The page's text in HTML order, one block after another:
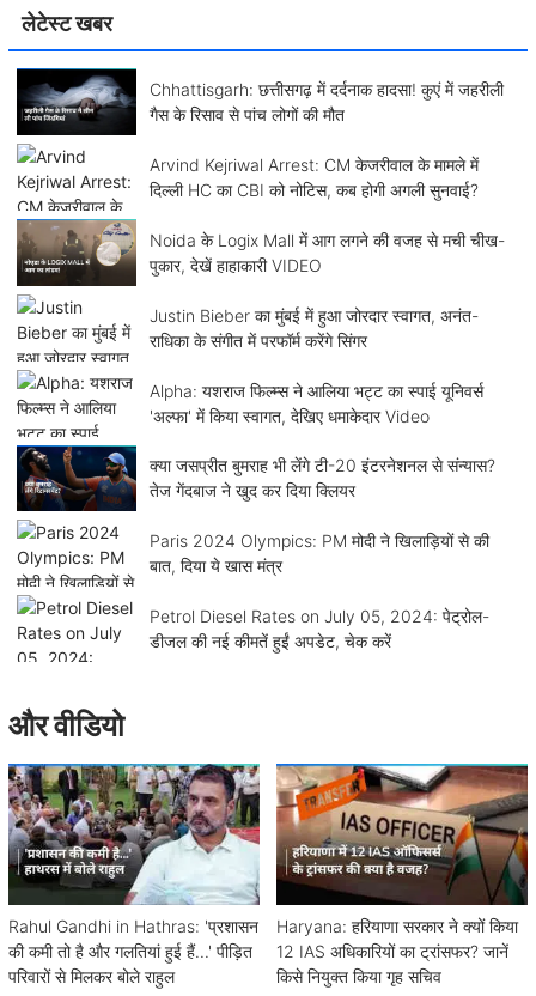
लेटेस्ट खबर
Chhattisgarh: छत्तीसगढ़ में दर्दनाक हादसा! कुएं में जहरीली
गैस के रिसाव से पांच लोगों की मौत
Arvind Kejriwal Arrest: CM केजरीवाल के मामले में
दिल्ली HC का CBI को नोटिस, कब होगी अगली सुनवाई?
Noida के Logix Mall में आग लगने की वजह से मची चीख-
पुकार, देखें हाहाकारी VIDEO
Justin Bieber का मुंबई में हुआ जोरदार स्वागत, अनंत-
राधिका के संगीत में परफॉर्म करेंगे सिंगर
Alpha: यशराज फिल्म्स ने आलिया भट्ट का स्पाई यूनिवर्स
'अल्फा' में किया स्वागत, देखिए धमाकेदार Video
क्या जसप्रीत बुमराह भी लेंगे टी-20 इंटरनेशनल से संन्यास?
तेज गेंदबाज ने खुद कर दिया क्लियर
Paris 2024 Olympics: PM मोदी ने खिलाड़ियों से की
बात, दिया ये खास मंत्र
Petrol Diesel Rates on July 05, 2024: पेट्रोल-
डीजल की नई कीमतें हुईं अपडेट, चेक करें
और वीडियो
Rahul Gandhi in Hathras: 'प्रशासन
की कमी तो है और गलतियां हुई हैं...' पीड़ित
परिवारों से मिलकर बोले राहुल
Haryana: हरियाणा सरकार ने क्यों किया
12 IAS अधिकारियों का ट्रांसफर? जानें
किसे नियुक्त किया गृह सचिव